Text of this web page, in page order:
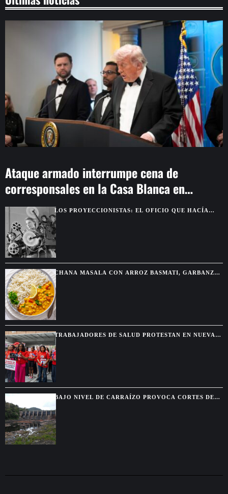
Ataque armado interrumpe cena de
corresponsales en la Casa Blanca en
WashingtonLOS PROYECCIONISTAS: EL OFICIO QUE HACÍA
POSIBLE LA MAGIA DEL CINE
CHANA MASALA CON ARROZ BASMATI, GARBANZOS
ESPECIADOS Y SALSA CREMOSA
TRABAJADORES DE SALUD PROTESTAN EN NUEVA
YORK TRAS EL FIN DEL TPS PARA HAITIANOS
BAJO NIVEL DE CARRAÍZO PROVOCA CORTES DE